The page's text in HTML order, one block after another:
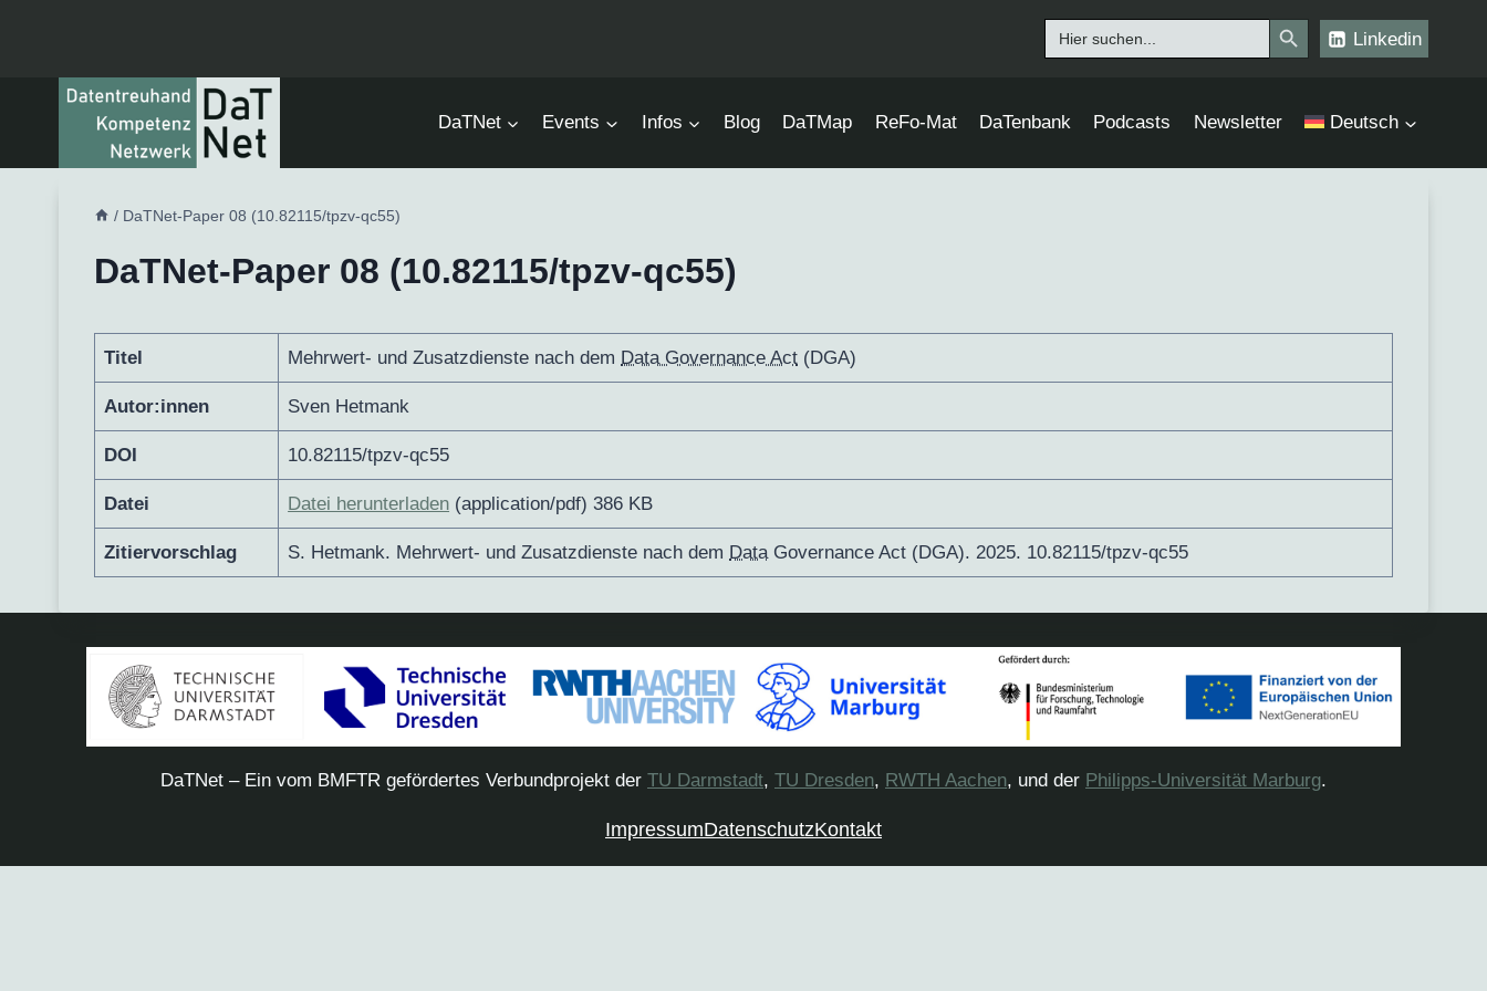
springen
Search
for:
Search Button
Linkedin
DaTNet Events Infos Blog DaTMap ReFo-Mat DaTenbank Podcasts Newsletter Deutsch
/ DaTNet-Paper 08 (10.82115/tpzv-qc55)
DaTNet-Paper 08 (10.82115/tpzv-qc55)
Titel Mehrwert- und Zusatzdienste nach dem Data Governance Act (DGA)
Autor:innen Sven Hetmank
DOI 10.82115/tpzv-qc55
Datei Datei herunterladen (application/pdf) 386 KB
Zitiervorschlag S. Hetmank. Mehrwert- und Zusatzdienste nach dem DataGovernance Act (DGA). 2025. 10.82115/tpzv-qc55
DaTNet – Ein vom BMFTR gefördertes Verbundprojekt der TU Darmstadt, TU Dresden, RWTH Aachen, und der Philipps-Universität Marburg.
ImpressumDatenschutzKontakt